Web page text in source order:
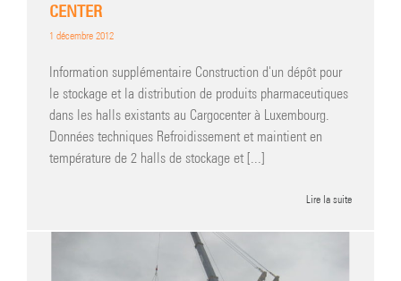
CENTER
1 décembre 2012
Information supplémentaire Construction d'un dépôt pour
le stockage et la distribution de produits pharmaceutiques
dans les halls existants au Cargocenter à Luxembourg.
Données techniques Refroidissement et maintient en
température de 2 halls de stockage et [...]
Lire la suite